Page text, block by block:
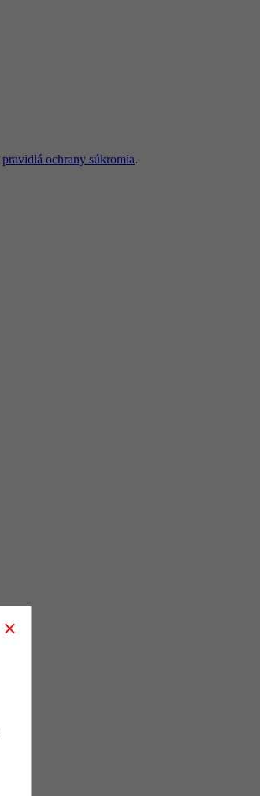
pravidlá ochrany súkromia.